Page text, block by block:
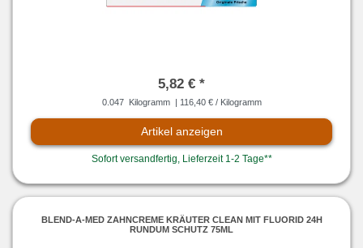
5,82 € *
0.047 Kilogramm | 116,40 € / Kilogramm
Artikel anzeigen
Sofort versandfertig, Lieferzeit 1-2 Tage**
BLEND-A-MED ZAHNCREME KRÄUTER CLEAN MIT FLUORID 24H
RUNDUM SCHUTZ 75ML